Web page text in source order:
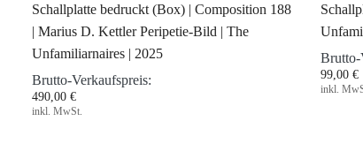
Schallplatte bedruckt (Box) | Composition 188
| Marius D. Kettler Peripetie-Bild | The
Unfamiliarnaires | 2025
Brutto-Verkaufspreis:
490,00 €
inkl. MwSt.
Brutto-
99,00 €
inkl.